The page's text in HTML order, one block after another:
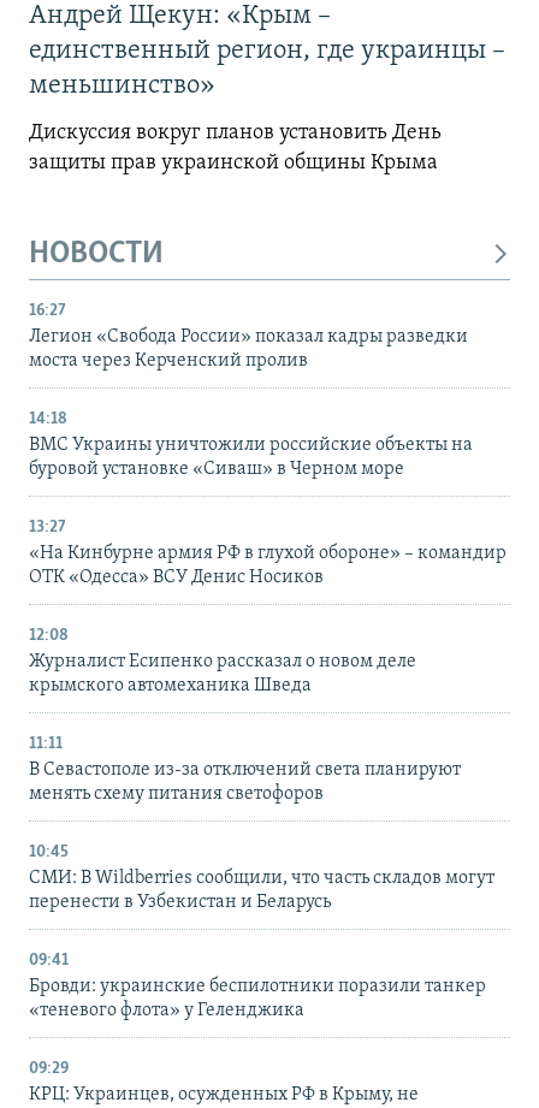
Андрей Щекун: «Крым –
единственный регион, где украинцы –
меньшинство»
Дискуссия вокруг планов установить День
защиты прав украинской общины Крыма
НОВОСТИ
16:27
Легион «Свобода России» показал кадры разведки
моста через Керченский пролив
14:18
ВМС Украины уничтожили российские объекты на
буровой установке «Сиваш» в Черном море
13:27
«На Кинбурне армия РФ в глухой обороне» – командир
ОТК «Одесса» ВСУ Денис Носиков
12:08
Журналист Есипенко рассказал о новом деле
крымского автомеханика Шведа
11:11
В Севастополе из-за отключений света планируют
менять схему питания светофоров
10:45
СМИ: В Wildberries сообщили, что часть складов могут
перенести в Узбекистан и Беларусь
09:41
Бровди: украинские беспилотники поразили танкер
«теневого флота» у Геленджика
09:29
КРЦ: Украинцев, осужденных РФ в Крыму, не